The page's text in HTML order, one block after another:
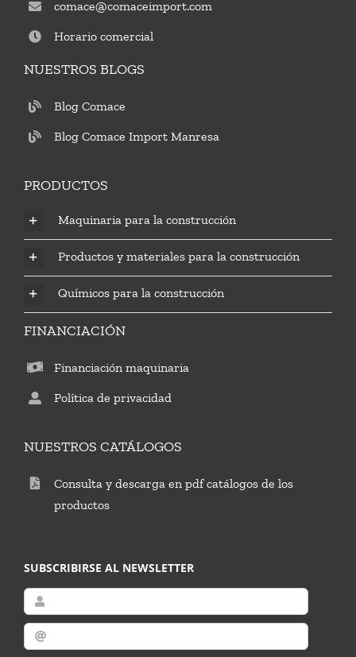
comace@comaceimport.com
Horario comercial
NUESTROS BLOGS
Blog Comace
Blog Comace Import Manresa
PRODUCTOS
Maquinaria para la construcción
Productos y materiales para la construcción
Químicos para la construcción
FINANCIACIÓN
Financiación maquinaria
Política de privacidad
NUESTROS CATÁLOGOS
Consulta y descarga en pdf catálogos de los
productos
SUBSCRIBIRSE AL NEWSLETTER